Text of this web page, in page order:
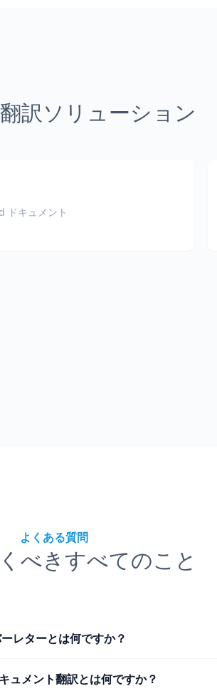
訳ソリューション
ドキュメント
よくある質問
べきすべてのこと
レターとは何ですか？
ュメント翻訳とは何ですか？